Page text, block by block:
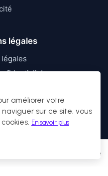
améliorer votre
sur ce site, vous
En savoir plus
Culture
légales